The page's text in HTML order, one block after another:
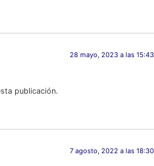
28 mayo, 2023 a las 15:43
publicación.
7 agosto, 2022 a las 18:30